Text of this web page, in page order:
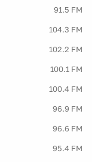
91.5 FM
104.3 FM
102.2 FM
100.1 FM
100.4 FM
96.9 FM
96.6 FM
95.4 FM